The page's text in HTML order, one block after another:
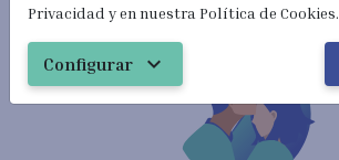
Privacidad y en nuestra Política de Cookies.
Configurar expand_more